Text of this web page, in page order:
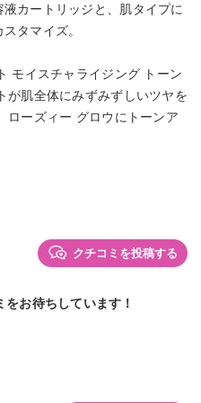
カートリッジと、肌タイプに
タマイズ。
モイスチャライジング トーン
が肌全体にみずみずしいツヤを
ローズィー グロウにトーンア
クチコミを投稿する
お待ちしています！